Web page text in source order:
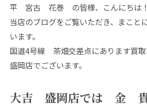
平 宮古 花巻 の皆様、こんにちは！
当店のブログをご覧いただき、まこと
います。
国道4号線 茶畑交差点にあります買
盛岡店でございます。
大吉 盛岡店では 金